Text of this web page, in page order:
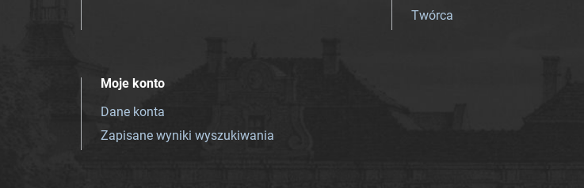
Twórca
Moje konto
Dane konta
Zapisane wyniki wyszukiwania